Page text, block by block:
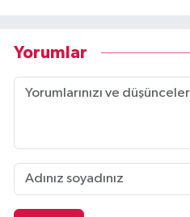
Yorumlar